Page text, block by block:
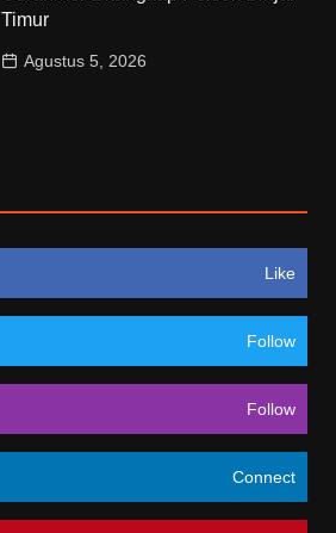
Timur
Agustus 5, 2026
Like
Follow
Follow
Connect